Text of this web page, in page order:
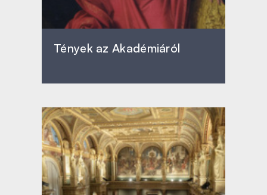
Tények az Akadémiáról